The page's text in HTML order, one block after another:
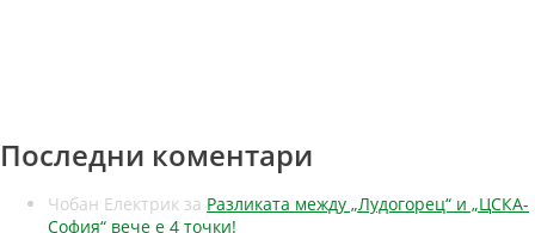
Последни коментари
Чобан Електрик за Разликата между „Лудогорец“ и „ЦСКА-
София“ вече е 4 точки!